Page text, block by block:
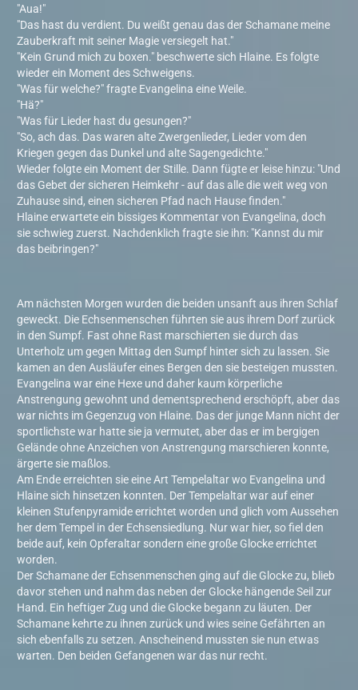
"Aua!"
"Das hast du verdient. Du weißt genau das der Schamane meine
Zauberkraft mit seiner Magie versiegelt hat."
"Kein Grund mich zu boxen." beschwerte sich Hlaine. Es folgte
wieder ein Moment des Schweigens.
"Was für welche?" fragte Evangelina eine Weile.
"Hä?"
"Was für Lieder hast du gesungen?"
"So, ach das. Das waren alte Zwergenlieder, Lieder vom den
Kriegen gegen das Dunkel und alte Sagengedichte."
Wieder folgte ein Moment der Stille. Dann fügte er leise hinzu: "Und
das Gebet der sicheren Heimkehr - auf das alle die weit weg von
Zuhause sind, einen sicheren Pfad nach Hause finden."
Hlaine erwartete ein bissiges Kommentar von Evangelina, doch
sie schwieg zuerst. Nachdenklich fragte sie ihn: "Kannst du mir
das beibringen?"
Am nächsten Morgen wurden die beiden unsanft aus ihren Schlaf
geweckt. Die Echsenmenschen führten sie aus ihrem Dorf zurück
in den Sumpf. Fast ohne Rast marschierten sie durch das
Unterholz um gegen Mittag den Sumpf hinter sich zu lassen. Sie
kamen an den Ausläufer eines Bergen den sie besteigen mussten.
Evangelina war eine Hexe und daher kaum körperliche
Anstrengung gewohnt und dementsprechend erschöpft, aber das
war nichts im Gegenzug von Hlaine. Das der junge Mann nicht der
sportlichste war hatte sie ja vermutet, aber das er im bergigen
Gelände ohne Anzeichen von Anstrengung marschieren konnte,
ärgerte sie maßlos.
Am Ende erreichten sie eine Art Tempelaltar wo Evangelina und
Hlaine sich hinsetzen konnten. Der Tempelaltar war auf einer
kleinen Stufenpyramide errichtet worden und glich vom Aussehen
her dem Tempel in der Echsensiedlung. Nur war hier, so fiel den
beide auf, kein Opferaltar sondern eine große Glocke errichtet
worden.
Der Schamane der Echsenmenschen ging auf die Glocke zu, blieb
davor stehen und nahm das neben der Glocke hängende Seil zur
Hand. Ein heftiger Zug und die Glocke begann zu läuten. Der
Schamane kehrte zu ihnen zurück und wies seine Gefährten an
sich ebenfalls zu setzen. Anscheinend mussten sie nun etwas
warten. Den beiden Gefangenen war das nur recht.